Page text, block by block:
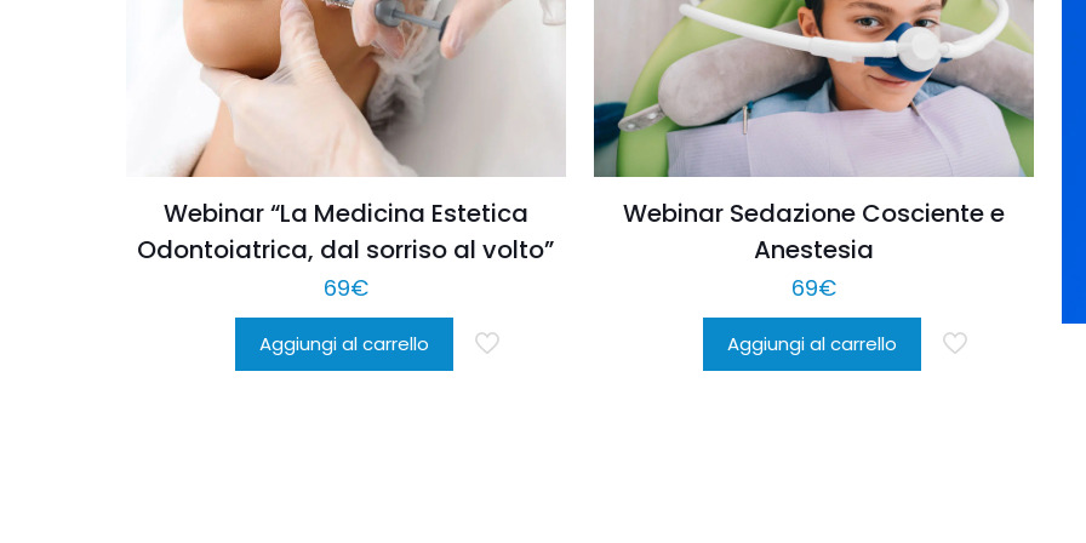
opzioni
possono
essere
del
prodotto
Webinar “La Medicina Estetica
Odontoiatrica, dal sorriso al volto”
69€
Aggiungi al carrello
Webinar Sedazione Cosciente e
Anestesia
69€
Aggiungi al carrello